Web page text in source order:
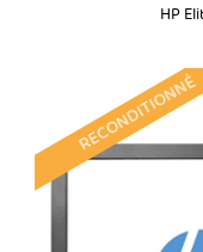
HP
RECONDITIONNÉ